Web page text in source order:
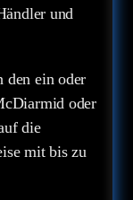
und
den ein oder
oder
die
mit bis zu